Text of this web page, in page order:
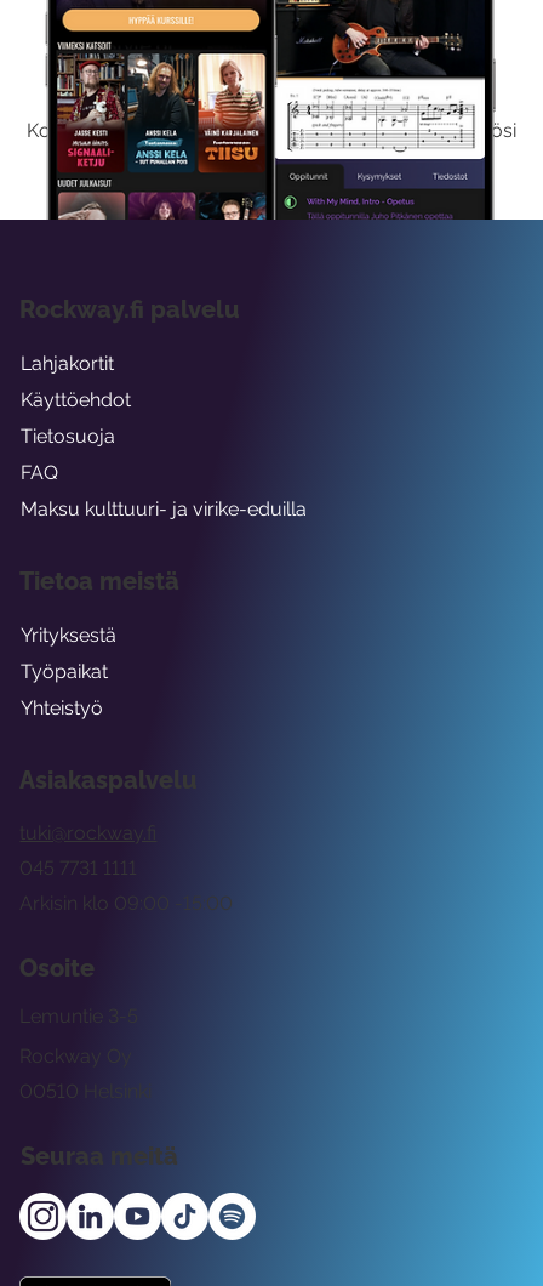
Kokeile Ilmaiseksi
Kokeilemalla ilmaiseksi saat koko sisältömme käyttöösi
viikon ajaksi.
Asiakaspalvelu
tuki@rockway.fi
Arkisin klo 09:00 -15:00
045 7731 1111
Osoite
Rockway Oy
Lemuntie 3-5
00510 Helsinki
Seuraa meitä
Rockway.fi palvelu
Lahjakortit
Käyttöehdot
Tietosuoja
FAQ
Maksu kulttuuri- ja virike-eduilla
Tietoa meistä
Yrityksestä
Työpaikat
Yhteistyö